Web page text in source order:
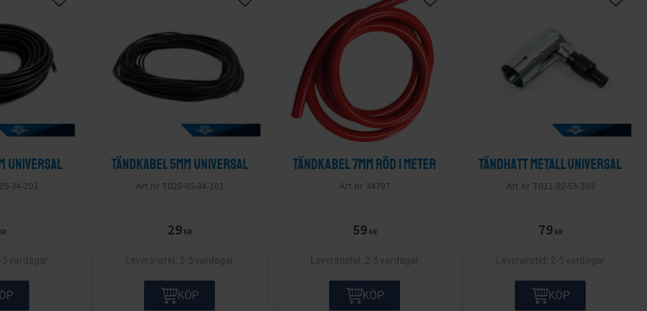
Universal
34-201
5 vardagar
Tändkabel 5mm Universal
T020-05-34-101
29 KR
2-5 vardagar
KÖP
Tändkabel 7mm röd 1 meter
34797
59 KR
2-5 vardagar
KÖP
Tändhatt metall Universal
T011-02-53-203
79 KR
2-5 vardagar
KÖP